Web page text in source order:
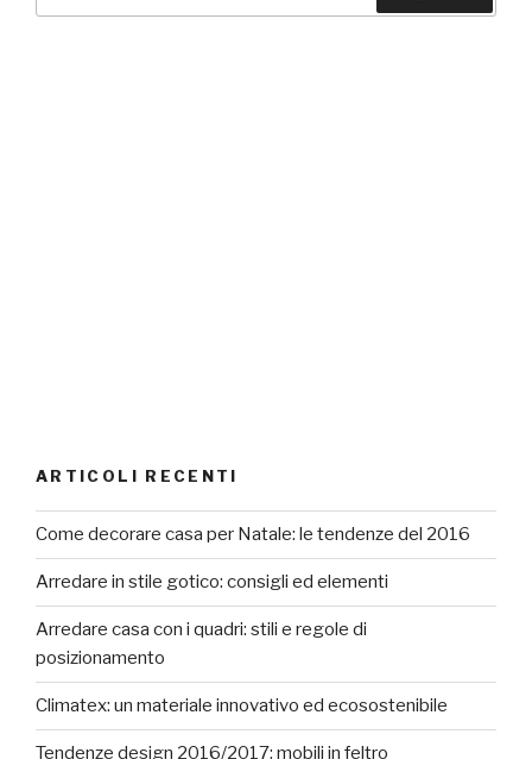
ARTICOLI RECENTI
Come decorare casa per Natale: le tendenze del 2016
Arredare in stile gotico: consigli ed elementi
Arredare casa con i quadri: stili e regole di
posizionamento
Climatex: un materiale innovativo ed ecosostenibile
Tendenze design 2016/2017: mobili in feltro